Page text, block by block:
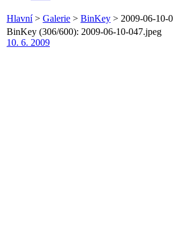
Hlavní> Galerie > BinKey > 2009-06-10-
BinKey (306/600): 2009-06-10-047.jpeg
10. 6. 2009